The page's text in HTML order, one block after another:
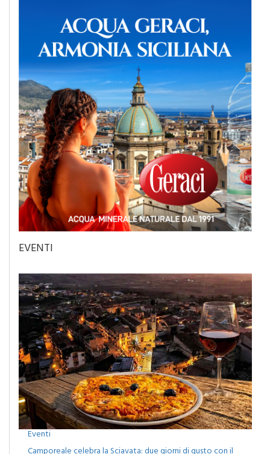
EVENTI
Eventi
Camporeale celebra la Sciavata: due giorni di gusto con il
concerto dei Ricchi e Poveri